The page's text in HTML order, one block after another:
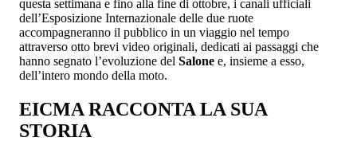
questa settimana e fino alla fine di ottobre, i canali ufficiali
dell’Esposizione Internazionale delle due ruote
accompagneranno il pubblico in un viaggio nel tempo
attraverso otto brevi video originali, dedicati ai passaggi che
hanno segnato l’evoluzione del Salone e, insieme a esso,
dell’intero mondo della moto.
EICMA RACCONTA LA SUA
STORIA